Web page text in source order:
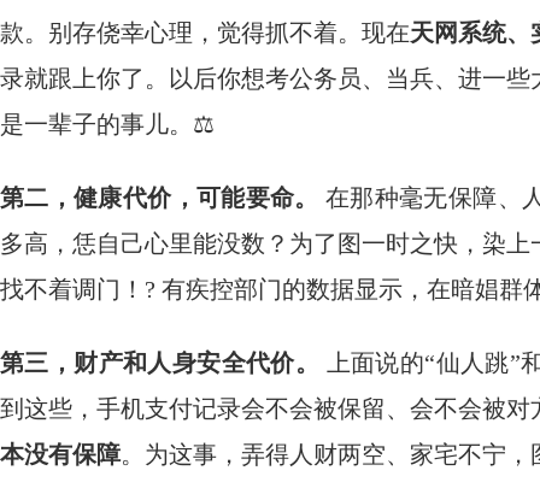
款。别存侥幸心理，觉得抓不着。现在天网系统、
录就跟上你了。以后你想考公务员、当兵、进一
是一辈子的事儿。⚖️
第二，健康代价，可能要命。
在那种毫无保障、
多高，恁自己心里能没数？为了图一时之快，染
找不着调门！? 有疾控部门的数据显示，在暗娼
第三，财产和人身安全代价。
上面说的“仙人跳
到这些，手机支付记录会不会被保留、会不会被
本没有保障。为这事，弄得人财两空、家宅不宁，